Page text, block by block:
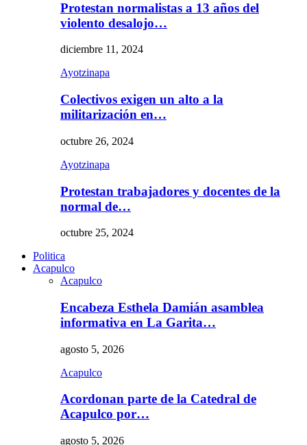
Protestan normalistas a 13 años del
violento desalojo…
diciembre 11, 2024
Ayotzinapa
Colectivos exigen un alto a la
militarización en…
octubre 26, 2024
Ayotzinapa
Protestan trabajadores y docentes de la
normal de…
octubre 25, 2024
Politica
Acapulco
Acapulco
Encabeza Esthela Damián asamblea
informativa en La Garita…
agosto 5, 2026
Acapulco
Acordonan parte de la Catedral de
Acapulco por…
agosto 5, 2026